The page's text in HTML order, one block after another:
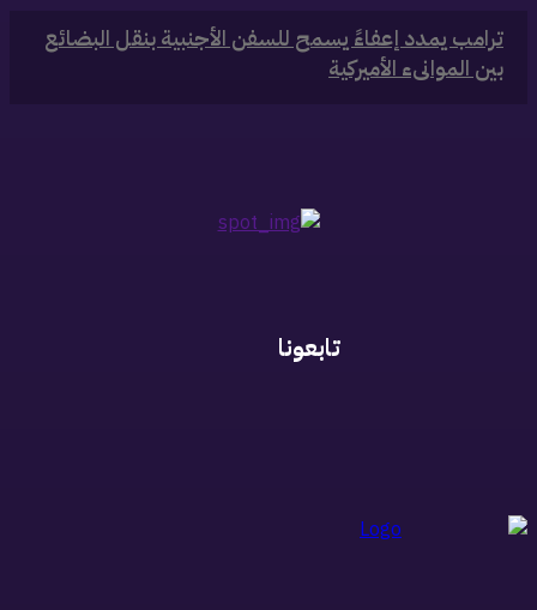
‏ترامب يمدد إعفاءً يسمح للسفن الأجنبية بنقل البضائع
بين الموانىء الأميركية
تابعونا